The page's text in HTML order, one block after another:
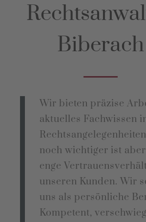
Biberach
Wir bieten präzise
aktuelles Fachwissen
noch wichtiger ist
enge
unseren Kunden. Wir
uns als persönliche
Kompetent,